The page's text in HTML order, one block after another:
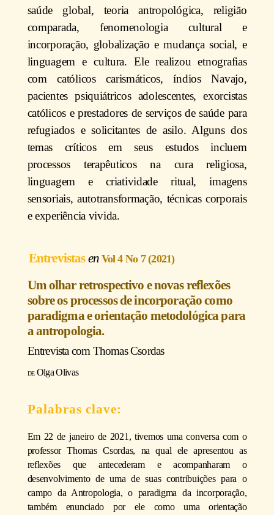
saúde global, teoria antropológica, religião
comparada, fenomenologia cultural e
incorporação, globalização e mudança social, e
linguagem e cultura. Ele realizou etnografias
com católicos carismáticos, índios Navajo,
pacientes psiquiátricos adolescentes, exorcistas
católicos e prestadores de serviços de saúde para
refugiados e solicitantes de asilo. Alguns dos
temas críticos em seus estudos incluem
processos terapêuticos na cura religiosa,
linguagem e criatividade ritual, imagens
sensoriais, autotransformação, técnicas corporais
e experiência vivida.
Entrevistas Vol 4 No 7 (2021)
Um olhar retrospectivo e novas reflexões
sobre os processos de incorporação como
paradigma e orientação metodológica para
a antropologia.
Entrevista com Thomas Csordas
Olga Olivas
Em 22 de janeiro de 2021, tivemos uma conversa com o
professor Thomas Csordas, na qual ele apresentou as
reflexões que antecederam e acompanharam o
desenvolvimento de uma de suas contribuições para o
campo da Antropologia, o paradigma da incorporação,
também enunciado por ele como uma orientação